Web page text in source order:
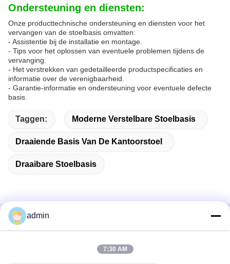
Ondersteuning en diensten:
Onze producttechnische ondersteuning en diensten voor het
vervangen van de stoelbasis omvatten:
- Assistentie bij de installatie en montage.
- Tips voor het oplossen van eventuele problemen tijdens de
vervanging.
- Het verstrekken van gedetailleerde productspecificaties en
informatie over de verenigbaarheid.
- Garantie-informatie en ondersteuning voor eventuele defecte
basis.
Taggen: Moderne Verstelbare Stoelbasis
Draaiende Basis Van De Kantoorstoel
Draaibare Stoelbasis
Snel contact
admin
7:30 AM